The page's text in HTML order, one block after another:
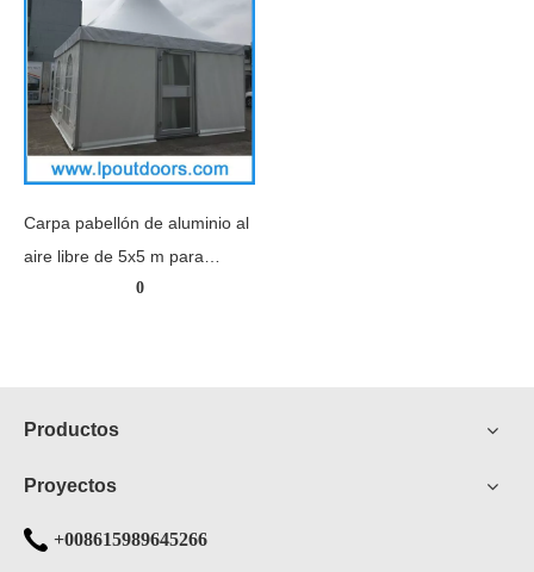
Carpa pabellón de aluminio al
aire libre de 5x5 m para
0
Productos
Proyectos
+008615989645266